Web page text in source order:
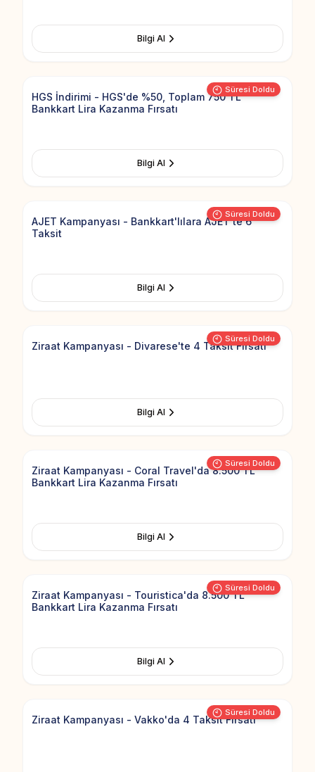
Bilgi Al
Süresi Doldu
Add to
HGS İndirimi - HGS'de %50, Toplam 750 TL
Bankkart Lira Kazanma Fırsatı
Bilgi Al
Süresi Doldu
Add to
AJET Kampanyası - Bankkart'lılara AJET'te 6
Taksit
Bilgi Al
Süresi Doldu
Add to
Ziraat Kampanyası - Divarese'te 4 Taksit Fırsatı
Bilgi Al
Süresi Doldu
Add to
Ziraat Kampanyası - Coral Travel'da 8.500 TL
Bankkart Lira Kazanma Fırsatı
Bilgi Al
Süresi Doldu
Add to
Ziraat Kampanyası - Touristica'da 8.500 TL
Bankkart Lira Kazanma Fırsatı
Bilgi Al
Süresi Doldu
Add to
Ziraat Kampanyası - Vakko'da 4 Taksit Fırsatı